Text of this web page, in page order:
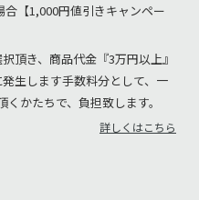
【1,000円値引きキャンペー
頂き、商品代金『3万円以上』
生します手数料分として、一
かたちで、負担致します。
詳しくはこちら